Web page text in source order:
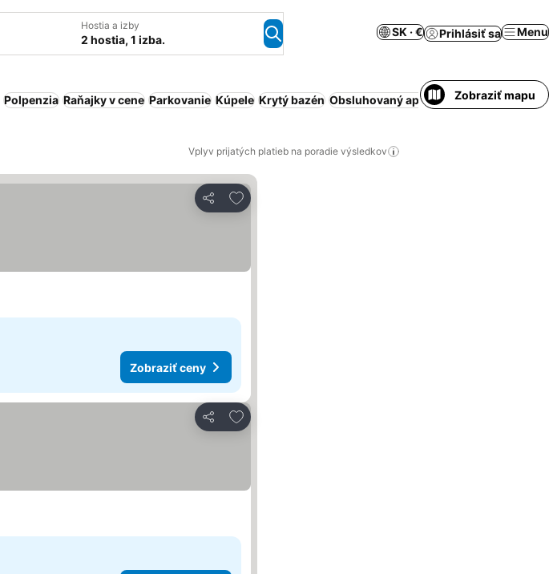
Hostia a izby
2 hostia, 1 izba.
SK · € Prihlásiť sa Menu
Polpenzia Raňajky v cene Parkovanie Kúpele Krytý bazén Obsluhovaný apartmán Klimatizácia
Zobraziť mapu
Vplyv prijatých platieb na poradie výsledkov
Zdieľať
Pridať do obľúbených
Zobraziť ceny
Zdieľať
Pridať do obľúbených